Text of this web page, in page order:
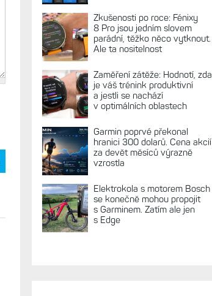
Zkušenosti po roce: Fénixy
8 Pro jsou jedním slovem
parádní, těžko něco vytknout.
Ale ta nositelnost
Zaměření zátěže: Hodnotí, zda
je váš trénink produktivní
a jestli se nachází
v optimálních oblastech
Garmin poprvé překonal
hranici 300 dolarů. Cena akcií
za devět měsíců výrazně
vzrostla
Elektrokola s motorem Bosch
se konečně mohou propojit
s Garminem. Zatím ale jen
s Edge